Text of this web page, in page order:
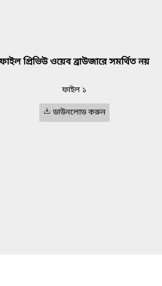
প্রিভিউ ওয়েব ব্রাউজারে সমর্থিত নয়
ফাইল ১
ডাউনলোড করুন